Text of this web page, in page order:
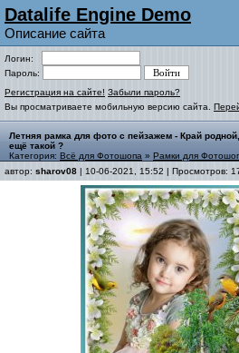
Datalife Engine Demo
Описание сайта
Логин:
Пароль:
Регистрация на сайте! Забыли пароль?
Вы просматриваете мобильную версию сайта.
Летняя рамка для фото с пейзажем - Край
ещё такой ?
Категория: Всё для Фотошопа » Рамки для
автор: sharov08 | 10-06-2021, 15:52 | Просмотров: